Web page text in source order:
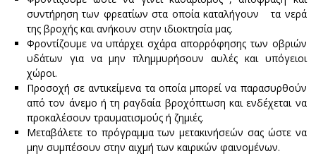
συντήρηση των φρεατίων στα οποία καταλήγουν τα νερά
της βροχής και ανήκουν στην ιδιοκτησία μας.
Φροντίζουμε να υπάρχει σχάρα απορρόφησης των οβριών
υδάτων για να μην πλημμυρήσουν αυλές και υπόγειοι
χώροι.
Προσοχή σε αντικείμενα τα οποία μπορεί να παρασυρθούν
από τον άνεμο ή τη ραγδαία βροχόπτωση και ενδέχεται να
προκαλέσουν τραυματισμούς ή ζημιές.
Μεταβάλετε το πρόγραμμα των μετακινήσεών σας ώστε να
μην συμπέσουν στην αιχμή των καιρικών φαινομένων.